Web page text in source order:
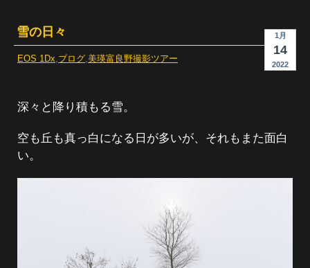
1月
14
2022
雪の日々
EOS 1Dx,ブログ,美瑛富良野撮影ツアー
深々と降り積もる雪。
空も丘も真っ白になる日が多いが、それもまた面白
い。